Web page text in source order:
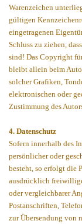
Warenzeichen
gültigen
eingetragenen
Schluss zu ziehen,
sind! Das Copyright
bleibt allein beim
solcher Grafiken,
elektronischen oder
Zustimmung des
4. Datenschutz
Sofern innerhalb des
persönlicher oder
besteht, so erfolgt die
ausdrücklich
oder vergleichbarer
Postanschriften,
zur Übersendung von